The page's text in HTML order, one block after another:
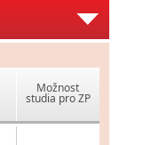
Možnost
studia pro ZP